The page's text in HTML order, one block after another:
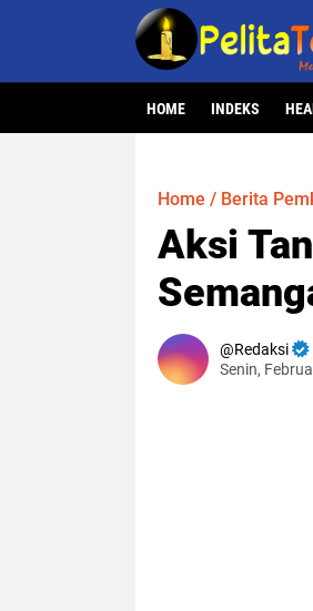
HOME INDEKS
Home / Berita
Aksi
Redaksi
Senin,